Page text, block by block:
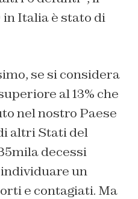
in Italia è stato di
se si considera
al 13% che
nel nostro Paese
altri Stati del
decessi
un
e contagiati. Ma